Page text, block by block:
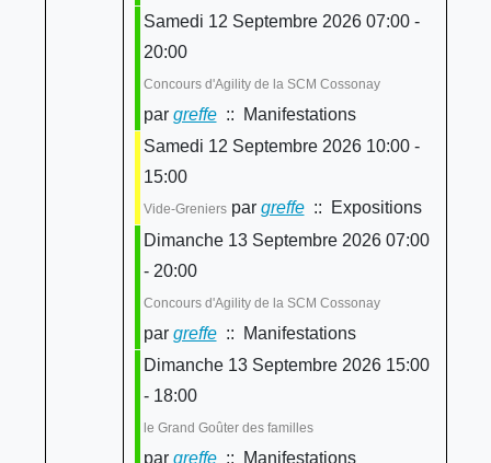
Samedi 12 Septembre 2026 07:00 -
20:00
Concours d'Agility de la SCM Cossonay
par greffe:: Manifestations
Samedi 12 Septembre 2026 10:00 -
15:00
Vide-Grenierspar greffe:: Expositions
Dimanche 13 Septembre 2026 07:00
- 20:00
Concours d'Agility de la SCM Cossonay
par greffe:: Manifestations
Dimanche 13 Septembre 2026 15:00
- 18:00
le Grand Goûter des familles
par greffe:: Manifestations